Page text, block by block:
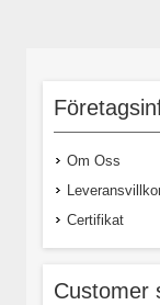
Om Oss
Certifikat
Customer